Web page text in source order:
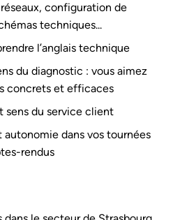
configuration de
techniques...
l’anglais technique
du diagnostic : vous aimez
concrets et efficaces
sens du service client
dans vos tournées
rendus